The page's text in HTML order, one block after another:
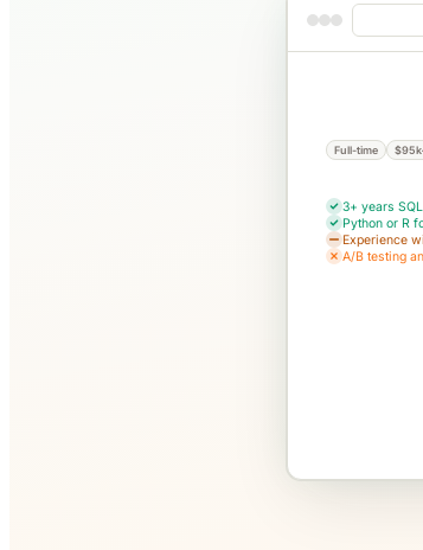
Full-time
3+ years
Python or R
Experience
A/B testing